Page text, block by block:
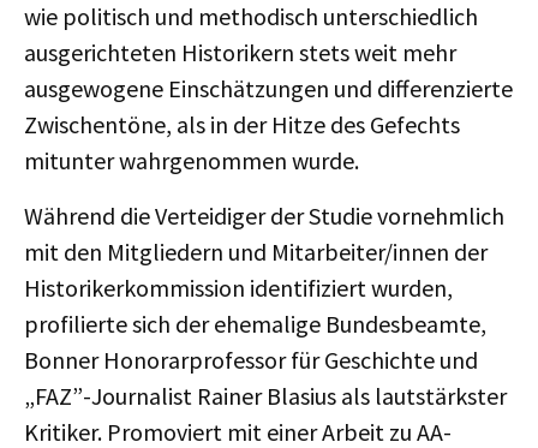
wie politisch und methodisch unterschiedlich
ausgerichteten Historikern stets weit mehr
ausgewogene Einschätzungen und differenzierte
Zwischentöne, als in der Hitze des Gefechts
mitunter wahrgenommen wurde.
Während die Verteidiger der Studie vornehmlich
mit den Mitgliedern und Mitarbeiter/innen der
Historikerkommission identifiziert wurden,
profilierte sich der ehemalige Bundesbeamte,
Bonner Honorarprofessor für Geschichte und
„FAZ”-Journalist Rainer Blasius als lautstärkster
Kritiker. Promoviert mit einer Arbeit zu AA-